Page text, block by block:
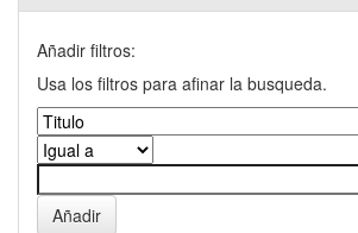
Añadir filtros:
Usa los filtros para afinar la busqueda.